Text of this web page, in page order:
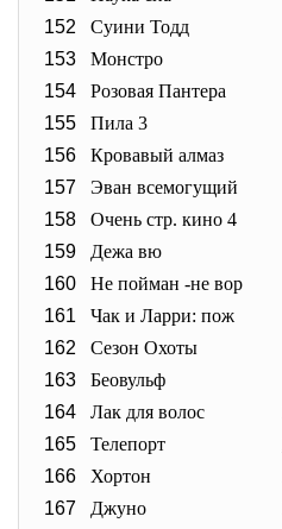
152
Суини Тодд
153
Монстро
154
Розовая Пантера
155
Пила 3
156
Кровавый алмаз
157
Эван всемогущий
158
Очень стр. кино 4
159
Дежа вю
160
Не пойман -не вор
161
Чак и Ларри: пож
162
Сезон Охоты
163
Беовульф
164
Лак для волос
165
Телепорт
166
Хортон
167
Джуно